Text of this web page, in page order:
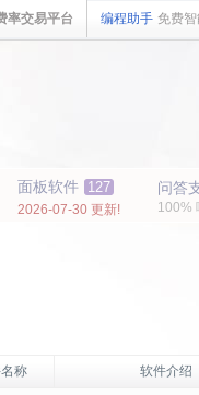
率交易平台 编程助手 免费
面板软件 127
2026-07-30 更新!
问答
100%
称 软件介绍